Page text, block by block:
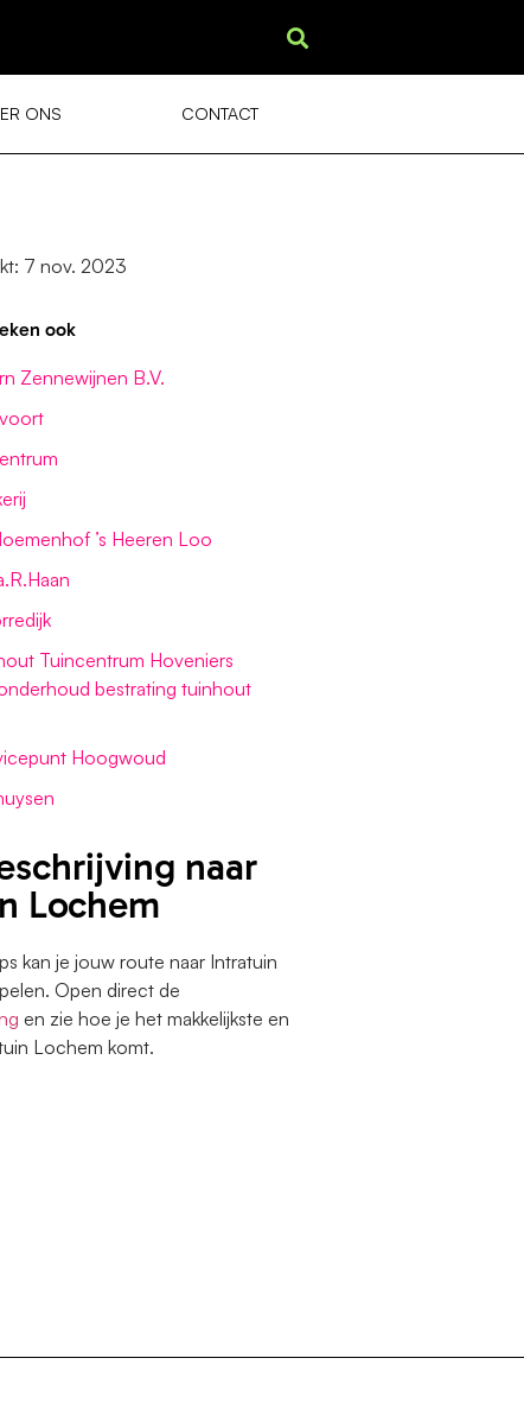
ONS CONTACT
7 nov. 2023
ook
Zennewijnen B.V.
’s Heeren Loo
Tuincentrum Hoveniers
bestrating tuinhout
Hoogwoud
naar
Lochem
kan je jouw route naar Intratuin
Open direct de
en zie hoe je het makkelijkste en
Lochem komt.